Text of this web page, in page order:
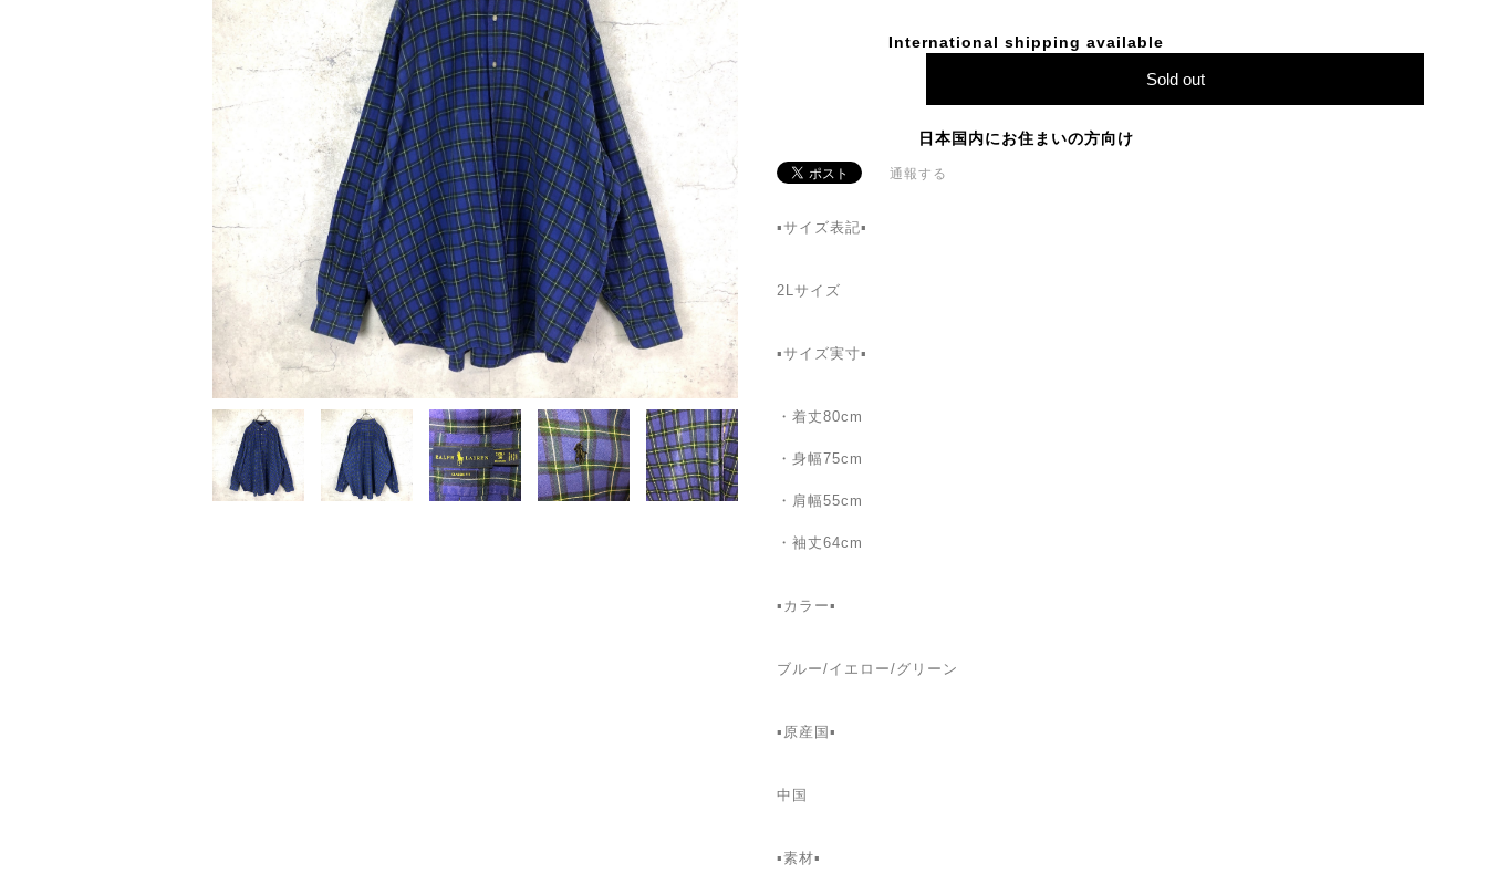
International shipping available
Sold out
日本国内にお住まいの方向け
通報する
▪️サイズ表記▪️
2Lサイズ
▪️サイズ実寸▪️
・着丈80cm
・身幅75cm
・肩幅55cm
・袖丈64cm
▪️カラー▪️
ブルー/イエロー/グリーン
▪️原産国▪️
中国
▪️素材▪️